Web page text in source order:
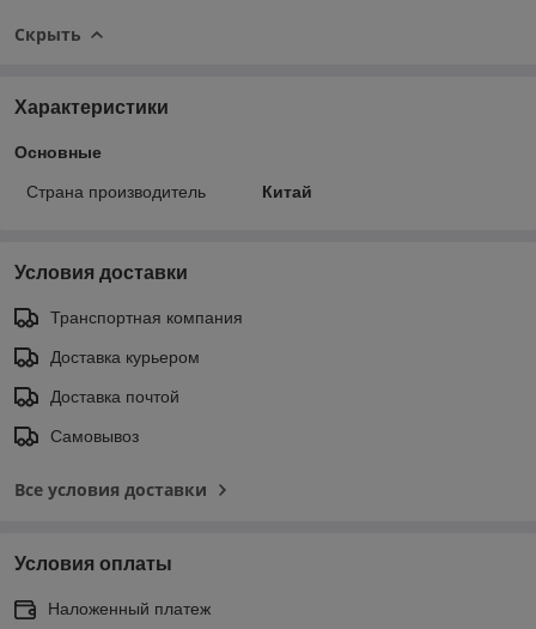
Скрыть
Характеристики
Основные
Страна производитель Китай
Условия доставки
Транспортная компания
Доставка курьером
Доставка почтой
Самовывоз
Все условия доставки
Условия оплаты
Наложенный платеж